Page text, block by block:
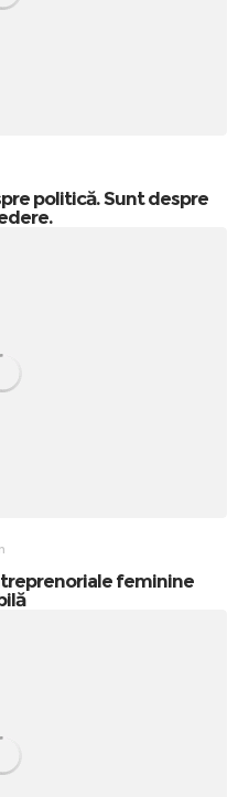
politică. Sunt despre
feminine